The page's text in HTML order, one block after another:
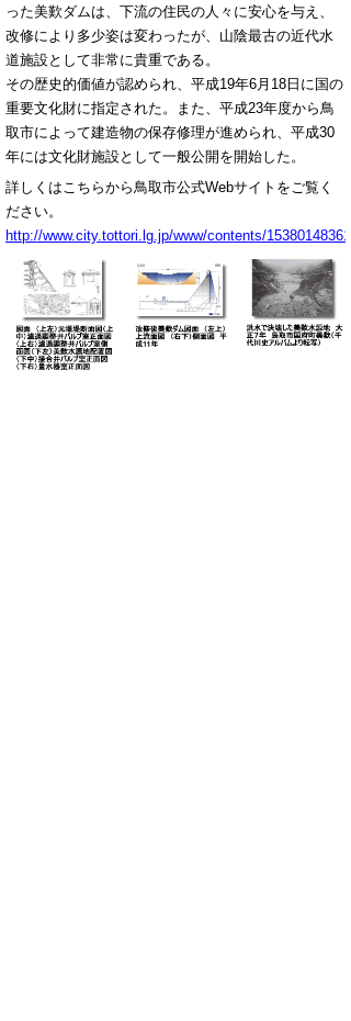
った美歎ダムは、下流の住民の人々に安心を与え、
改修により多少姿は変わったが、山陰最古の近代水
道施設として非常に貴重である。
その歴史的価値が認められ、平成19年6月18日に国の
重要文化財に指定された。また、平成23年度から鳥
取市によって建造物の保存修理が進められ、平成30
年には文化財施設として一般公開を開始した。
詳しくはこちらから鳥取市公式Webサイトをご覧く
ださい。
http://www.city.tottori.lg.jp/www/contents/